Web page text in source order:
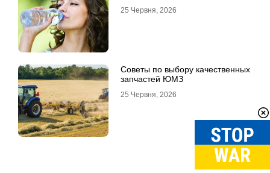
25 Червня, 2026
Советы по выбору качественных
запчастей ЮМЗ
25 Червня, 2026